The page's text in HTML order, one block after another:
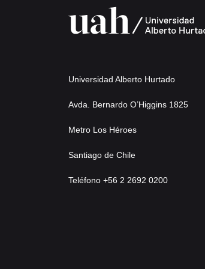
Universidad Alberto Hurtado
Avda. Bernardo O’Higgins 1825
Metro Los Héroes
Santiago de Chile
Teléfono +56 2 2692 0200